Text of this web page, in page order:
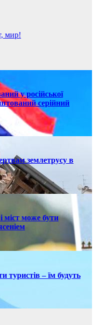
мир!
у російської
серійний
землетрусу в
міст може бути
туристів – їм будуть